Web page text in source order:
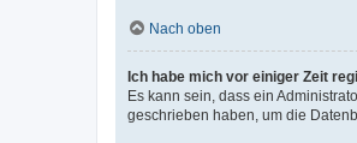
Nach oben
Ich habe mich vor einiger Zeit
Es kann sein, dass ein
geschrieben haben, um die